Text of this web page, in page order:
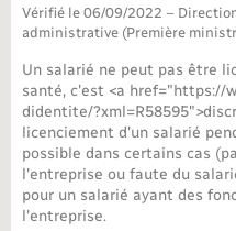
Nouvel habitant
Nouvelle activité
Numérique
Organisation
Vérifié le 06/09/2022 –
administrative (Première
Un salarié ne peut pas être
santé, c'est <a href="https://
didentite/
licenciement d'un salarié
possible dans certains cas
l'entreprise ou faute du
pour un salarié ayant des
l'entreprise.